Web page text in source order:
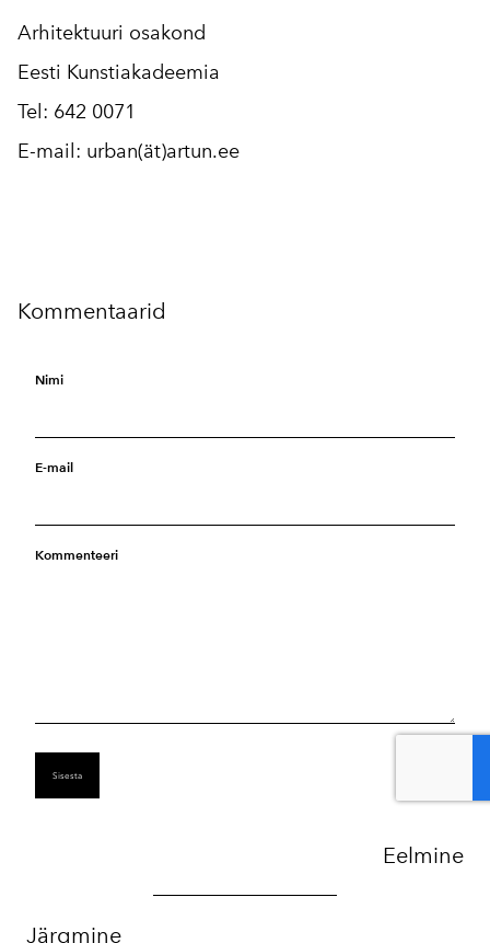
Arhitektuuri osakond
Eesti Kunstiakadeemia
Tel: 642 0071
E-mail: urban(ät)artun.ee
Kommentaarid
Nimi
E-mail
Kommenteeri
Eelmine
Järgmine